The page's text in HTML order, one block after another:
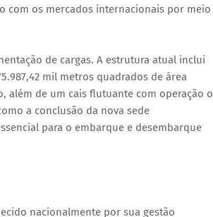
com os mercados internacionais por meio
de cargas. A estrutura atual inclui
mil metros quadrados de área
além de um cais flutuante com operação o
a conclusão da nova sede
para o embarque e desembarque
nacionalmente por sua gestão